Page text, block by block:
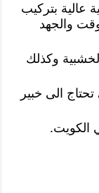
عالية بتركيب
والجهد
وكذلك
الى خبير
الكويت.